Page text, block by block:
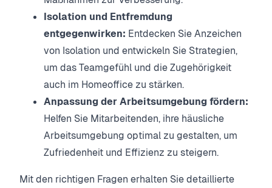
Isolation und Entfremdung
entgegenwirken: Entdecken Sie Anzeichen
von Isolation und entwickeln Sie Strategien,
um das Teamgefühl und die Zugehörigkeit
auch im Homeoffice zu stärken.
Anpassung der Arbeitsumgebung fördern:
Helfen Sie Mitarbeitenden, ihre häusliche
Arbeitsumgebung optimal zu gestalten, um
Zufriedenheit und Effizienz zu steigern.
Mit den richtigen Fragen erhalten Sie detaillierte